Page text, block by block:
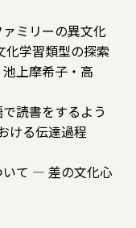
ミリーの異文化
学習類型の探索
上摩希子・高
読書をするよう
ける伝達過程
いて ― 差の文化心